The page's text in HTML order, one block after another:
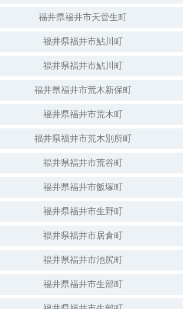
福井県福井市天菅生町
福井県福井市鮎川町
福井県福井市鮎川町
福井県福井市荒木新保町
福井県福井市荒木町
福井県福井市荒木別所町
福井県福井市荒谷町
福井県福井市飯塚町
福井県福井市生野町
福井県福井市居倉町
福井県福井市池尻町
福井県福井市生部町